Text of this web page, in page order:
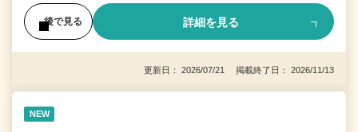
後で見る 詳細を見る
更新日： 2026/07/21 掲載終了日： 2026/11/13
NEW